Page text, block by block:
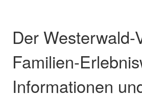
Der
Familien-
Informationen